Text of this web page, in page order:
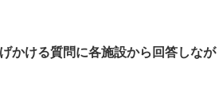
かける質問に各施設から回答しなが